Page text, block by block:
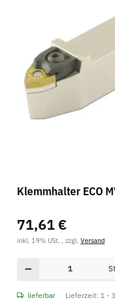
Klemmhalter ECO
71,61 €
inkl. 19% USt. , zzgl. Versand
lieferbar Lieferzeit: 1 -